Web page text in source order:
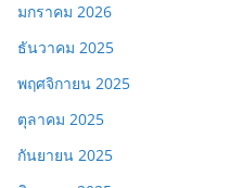
มกราคม 2026
ธันวาคม 2025
พฤศจิกายน 2025
ตุลาคม 2025
กันยายน 2025